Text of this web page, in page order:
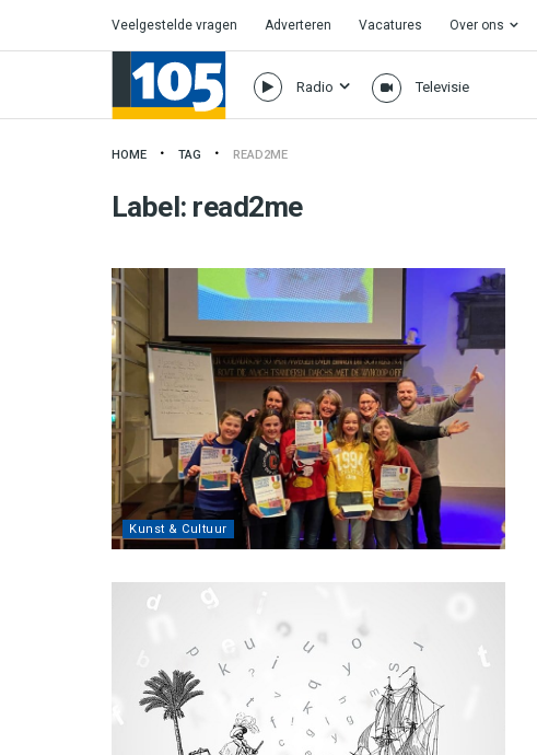
Veelgestelde vragen Adverteren Vacatures Over ons
Radio Televisie
HOME TAG READ2ME
Label: read2me
Kunst & Cultuur